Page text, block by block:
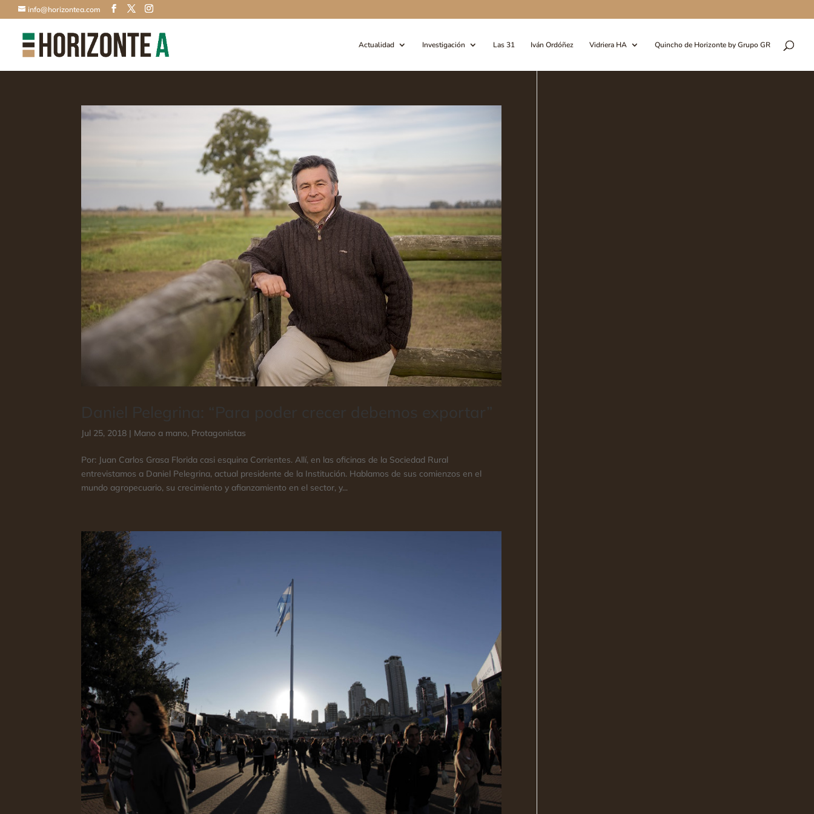
info@horizontea.com
Actualidad Investigación Las 31 Iván Ordóñez Vidriera HA Quincho de Horizonte by Grupo GR
Jul 25, 2018 | Mano a mano, Protagonistas
Por: Juan Carlos Grasa Florida casi esquina Corrientes. Allí, en las oficinas de la Sociedad Rural
entrevistamos a Daniel Pelegrina, actual presidente de la Institución. Hablamos de sus comienzos en el
mundo agropecuario, su crecimiento y afianzamiento en el sector, y...